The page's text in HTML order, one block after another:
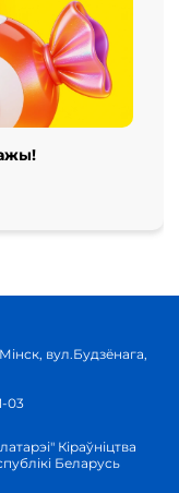
вул.Будзёнага,
03
Кіраўніцтва
Беларусь